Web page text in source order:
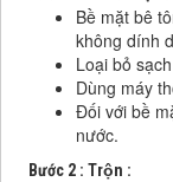
Bề mặt bê
không dính
Loại bỏ
Dùng máy
Đối với bề
nước.
Bước 2 : Trộn :